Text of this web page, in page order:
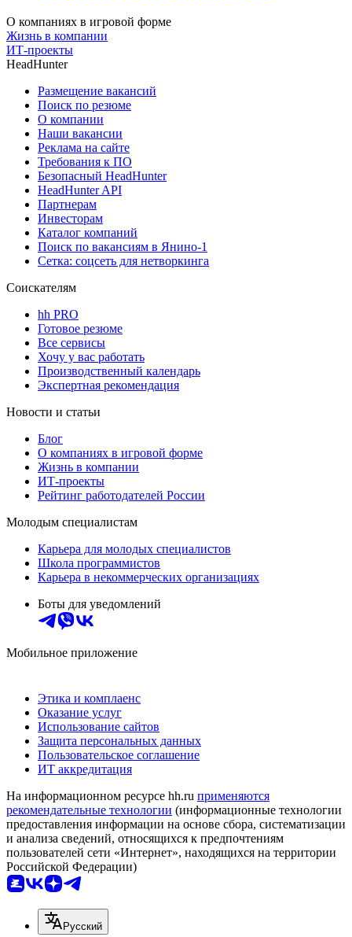
О компаниях в игровой форме
Жизнь в компании
ИТ-проекты
HeadHunter
Размещение вакансий
Поиск по резюме
О компании
Наши вакансии
Реклама на сайте
Требования к ПО
Безопасный HeadHunter
HeadHunter API
Партнерам
Инвесторам
Каталог компаний
Поиск по вакансиям в Янино-1
Сетка: соцсеть для нетворкинга
Соискателям
hh PRO
Готовое резюме
Все сервисы
Хочу у вас работать
Производственный календарь
Экспертная рекомендация
Новости и статьи
Блог
О компаниях в игровой форме
Жизнь в компании
ИТ-проекты
Рейтинг работодателей России
Молодым специалистам
Карьера для молодых специалистов
Школа программистов
Карьера в некоммерческих организациях
Боты для уведомлений
Мобильное приложение
Этика и комплаенс
Оказание услуг
Использование сайтов
Защита персональных данных
Пользовательское соглашение
ИТ аккредитация
На информационном ресурсе hh.ru применяются
рекомендательные технологии (информационные технологии
предоставления информации на основе сбора, систематизации
и анализа сведений, относящихся к предпочтениям
пользователей сети «Интернет», находящихся на территории
Российской Федерации)
Русский